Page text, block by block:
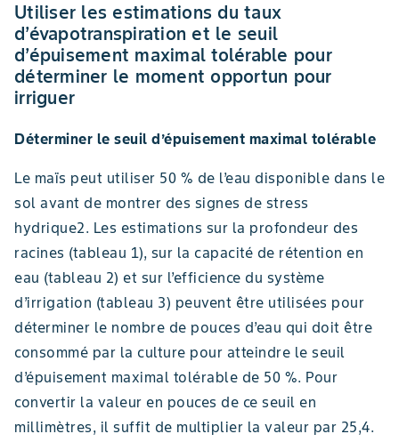
Utiliser les estimations du taux
d’évapotranspiration et le seuil
d’épuisement maximal tolérable pour
déterminer le moment opportun pour
irriguer
Déterminer le seuil d’épuisement maximal tolérable
Le maïs peut utiliser 50 % de l’eau disponible dans le
sol avant de montrer des signes de stress
hydrique2. Les estimations sur la profondeur des
racines (tableau 1), sur la capacité de rétention en
eau (tableau 2) et sur l’efficience du système
d’irrigation (tableau 3) peuvent être utilisées pour
déterminer le nombre de pouces d’eau qui doit être
consommé par la culture pour atteindre le seuil
d’épuisement maximal tolérable de 50 %. Pour
convertir la valeur en pouces de ce seuil en
millimètres, il suffit de multiplier la valeur par 25,4.